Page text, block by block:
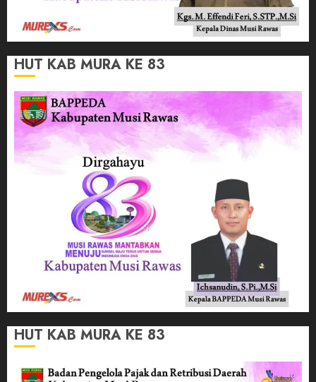
HUT KAB MURA KE 83
HUT KAB MURA KE 83